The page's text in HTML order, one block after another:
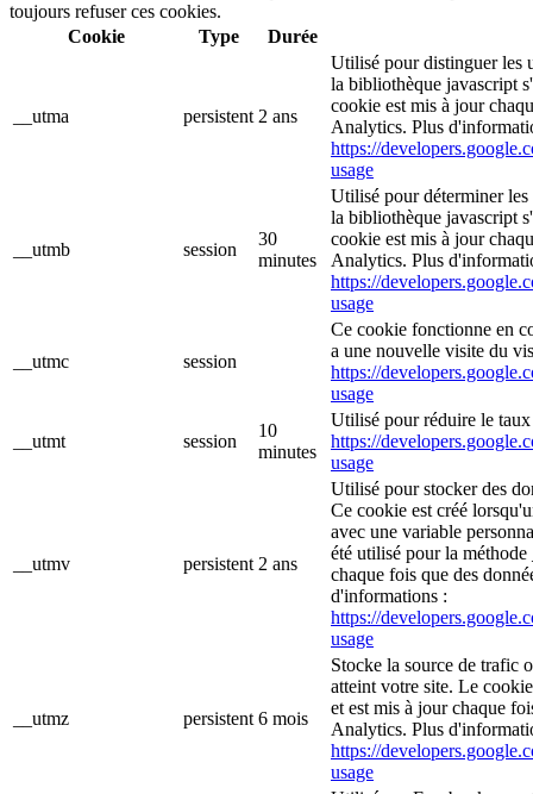
toujours refuser ces cookies.
Cookie
Type Durée
__utma persistent 2 ans
Utilisé pour distinguer les
la bibliothèque javascript
cookie est mis à jour
Analytics. Plus
https://
usage
__utmb session
30
minutes
Utilisé pour déterminer les
la bibliothèque javascript
cookie est mis à jour
Analytics. Plus
https://
usage
__utmc session
Ce cookie fonctionne en
a une nouvelle visite du
https://
usage
__utmt session
10
minutes
Utilisé pour réduire le
https://
usage
__utmv persistent 2 ans
Utilisé pour stocker des
Ce cookie est créé
avec une variable
été utilisé pour la
chaque fois que des
d'informations :
https://
usage
__utmz persistent 6 mois
Stocke la source de trafic
atteint votre site. Le
et est mis à jour chaque
Analytics. Plus
https://
usage